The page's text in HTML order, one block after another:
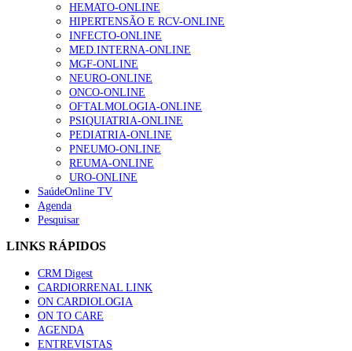
HEMATO-ONLINE
HIPERTENSÃO E RCV-ONLINE
INFECTO-ONLINE
MED.INTERNA-ONLINE
MGF-ONLINE
NEURO-ONLINE
ONCO-ONLINE
OFTALMOLOGIA-ONLINE
PSIQUIATRIA-ONLINE
PEDIATRIA-ONLINE
PNEUMO-ONLINE
REUMA-ONLINE
URO-ONLINE
SaúdeOnline TV
Agenda
Pesquisar
LINKS RÁPIDOS
CRM Digest
CARDIORRENAL LINK
ON CARDIOLOGIA
ON TO CARE
AGENDA
ENTREVISTAS